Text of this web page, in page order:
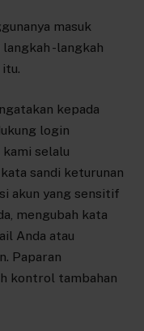
masuk
-langkah
kepada
login
selalu
sandi keturunan
akun yang sensitif
mengubah kata
Anda atau
Paparan
kontrol tambahan